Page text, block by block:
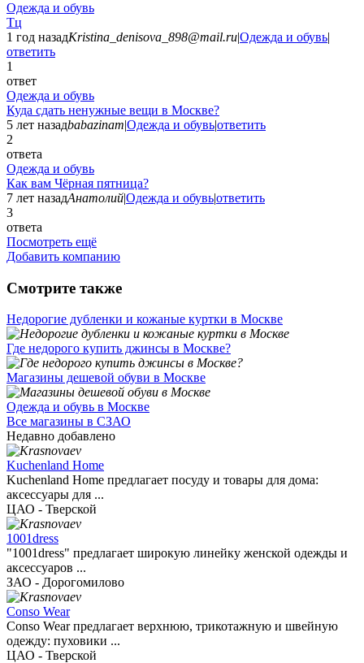
Одежда и обувь
Тц
1 год назадKristina_denisova_898@mail.ru|Одежда и обувь|
ответить
1
ответ
Одежда и обувь
Куда сдать ненужные вещи в Москве?
5 лет назадbabazinam|Одежда и обувь|ответить
2
ответа
Одежда и обувь
Как вам Чёрная пятница?
7 лет назадАнатолий|Одежда и обувь|ответить
3
ответа
Посмотреть ещё
Добавить компанию
Смотрите также
Недорогие дубленки и кожаные куртки в Москве
Где недорого купить джинсы в Москве?
Магазины дешевой обуви в Москве
Одежда и обувь в Москве
Все магазины в СЗАО
Недавно добавлено
Kuchenland Home
Kuchenland Home предлагает посуду и товары для дома:
аксессуары для ...
ЦАО - Тверской
1001dress
"1001dress" предлагает широкую линейку женской одежды и
аксессуаров ...
ЗАО - Дорогомилово
Conso Wear
Conso Wear предлагает верхнюю, трикотажную и швейную
одежду: пуховики ...
ЦАО - Тверской